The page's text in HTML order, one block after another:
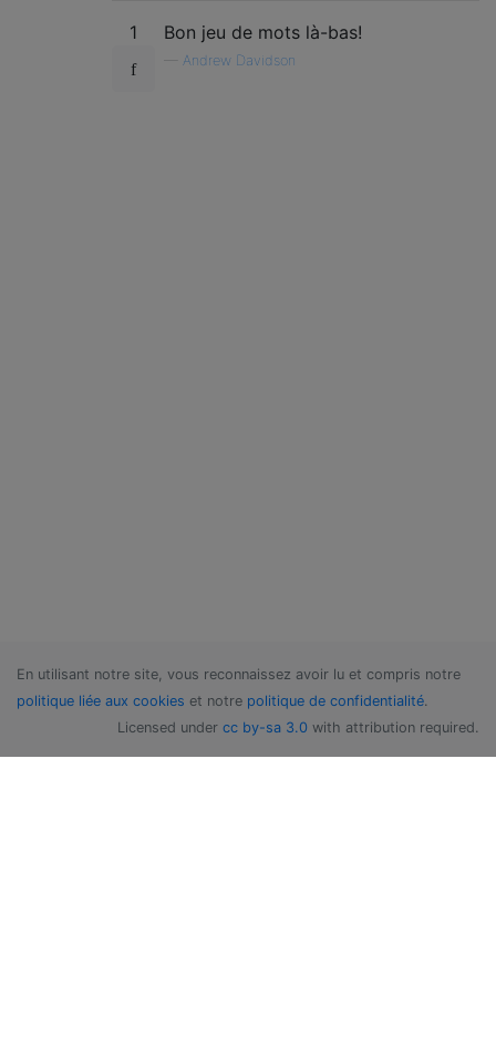
1 Bon jeu de mots là-bas!
Andrew Davidson
En utilisant notre site, vous reconnaissez avoir lu et compris notre
politique liée aux cookies et notre politique de confidentialité.
Licensed under cc by-sa 3.0 with attribution required.